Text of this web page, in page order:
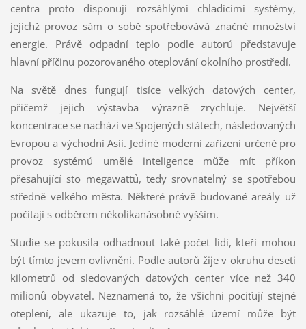
centra proto disponují rozsáhlými chladicími systémy,
jejichž provoz sám o sobě spotřebovává značné množství
energie. Právě odpadní teplo podle autorů představuje
hlavní příčinu pozorovaného oteplování okolního prostředí.
Na světě dnes fungují tisíce velkých datových center,
přičemž jejich výstavba výrazně zrychluje. Největší
koncentrace se nachází ve Spojených státech, následovaných
Evropou a východní Asií. Jediné moderní zařízení určené pro
provoz systémů umělé inteligence může mít příkon
přesahující sto megawattů, tedy srovnatelný se spotřebou
středně velkého města. Některé právě budované areály už
počítají s odběrem několikanásobně vyšším.
Studie se pokusila odhadnout také počet lidí, kteří mohou
být tímto jevem ovlivněni. Podle autorů žije v okruhu deseti
kilometrů od sledovaných datových center více než 340
milionů obyvatel. Neznamená to, že všichni pociťují stejné
oteplení, ale ukazuje to, jak rozsáhlé území může být